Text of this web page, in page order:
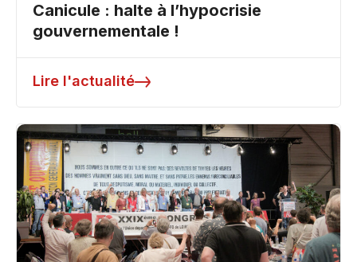
Canicule : halte à l’hypocrisie
gouvernementale !
Lire l'actualité